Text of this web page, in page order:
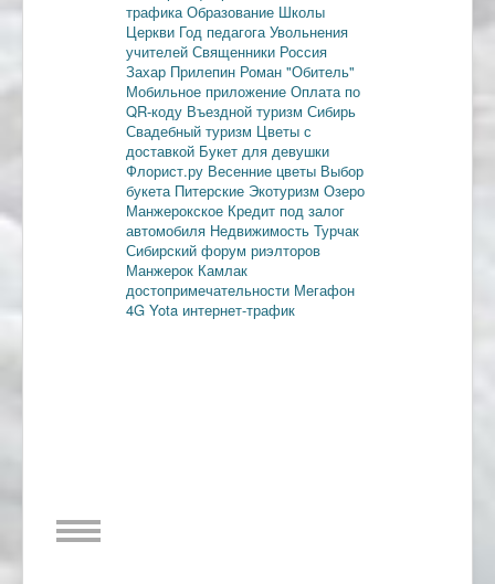
трафика Образование Школы
Церкви Год педагога Увольнения
учителей Священники Россия
Захар Прилепин Роман "Обитель"
Мобильное приложение Оплата по
QR-коду Въездной туризм Сибирь
Свадебный туризм Цветы с
доставкой Букет для девушки
Флорист.ру Весенние цветы Выбор
букета Питерские Экотуризм Озеро
Манжерокское Кредит под залог
автомобиля Недвижимость Турчак
Сибирский форум риэлторов
Манжерок Камлак
достопримечательности Мегафон
4G Yota интернет-трафик